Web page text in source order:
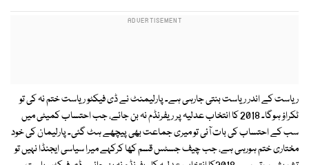
ریاست کے اندر ریاست بنتی جارہی ہے۔ پارلیمنٹ نے ڈی فیکٹو ریاست ختم نہ کی تو
ٹکراؤ ہوگا۔ 2018 کا انتخاب عدلیہ پر ریفرنڈم نہ بن جائے، جب احتساب کمیٹی میں
سب کے احتساب کی بات آئی تو میری جماعت بھی پیچھے ہٹ گئی۔ پارلیمان کی خود
مختاری ختم ہورہی ہے، جب چیف جسٹس قسم کھا کرکہے میرا سیاسی ایجنڈا نہیں تو